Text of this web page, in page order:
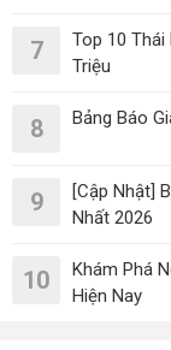
7
Top 10
Triệu
8 Bảng Báo
9
[Cập Nhật]
Nhất 2026
10
Khám Phá
Hiện Nay